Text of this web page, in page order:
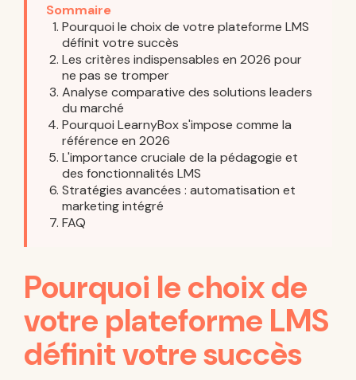
Sommaire
Pourquoi le choix de votre plateforme LMS
définit votre succès
Les critères indispensables en 2026 pour
ne pas se tromper
Analyse comparative des solutions leaders
du marché
Pourquoi LearnyBox s'impose comme la
référence en 2026
L'importance cruciale de la pédagogie et
des fonctionnalités LMS
Stratégies avancées : automatisation et
marketing intégré
FAQ
Pourquoi le choix de
votre plateforme LMS
définit votre succès